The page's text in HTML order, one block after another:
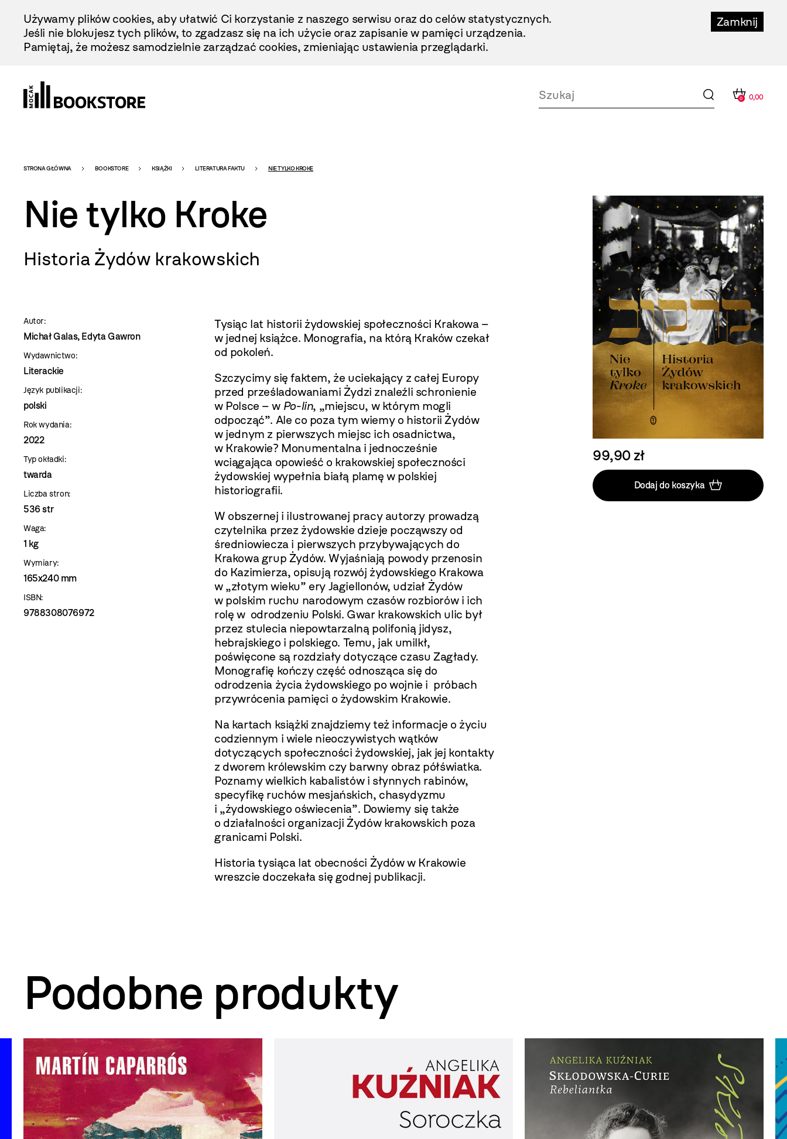
Treści
Zamknij
Używamy plików cookies, aby ułatwić Ci korzystanie z naszego serwisu oraz do celów statystycznych.
Jeśli nie blokujesz tych plików, to zgadzasz się na ich użycie oraz zapisanie w pamięci urządzenia.
Pamiętaj, że możesz samodzielnie zarządzać cookies, zmieniając ustawienia przeglądarki.
0 0,00
Bookstore
-
szablon
szczegóły
STRONA GŁÓWNA BOOKSTORE KSIĄŻKI LITERATURA FAKTU NIE TYLKO KROKE
Nie tylko Kroke
Historia Żydów krakowskich
Autor:
Michał Galas, Edyta Gawron
Wydawnictwo:
Literackie
Język publikacji:
polski
Rok wydania:
2022
Typ okładki:
twarda
Liczba stron:
536 str
Waga:
1 kg
Wymiary:
165x240 mm
ISBN:
9788308076972
Tysiąc lat historii żydowskiej społeczności Krakowa –
w jednej książce. Monografia, na którą Kraków czekał
od pokoleń.
Szczycimy się faktem, że uciekający z całej Europy
przed prześladowaniami Żydzi znaleźli schronienie
w Polsce – w Po-lin, „miejscu, w którym mogli
odpocząć”. Ale co poza tym wiemy o historii Żydów
w jednym z pierwszych miejsc ich osadnictwa,
w Krakowie? Monumentalna i jednocześnie
wciągająca opowieść o krakowskiej społeczności
żydowskiej wypełnia białą plamę w polskiej
historiografii.
W obszernej i ilustrowanej pracy autorzy prowadzą
czytelnika przez żydowskie dzieje począwszy od
średniowiecza i pierwszych przybywających do
Krakowa grup Żydów. Wyjaśniają powody przenosin
do Kazimierza, opisują rozwój żydowskiego Krakowa
w „złotym wieku” ery Jagiellonów, udział Żydów
w polskim ruchu narodowym czasów rozbiorów i ich
rolę w odrodzeniu Polski. Gwar krakowskich ulic był
przez stulecia niepowtarzalną polifonią jidysz,
hebrajskiego i polskiego. Temu, jak umilkł,
poświęcone są rozdziały dotyczące czasu Zagłady.
Monografię kończy część odnosząca się do
odrodzenia życia żydowskiego po wojnie i próbach
przywrócenia pamięci o żydowskim Krakowie.
Na kartach książki znajdziemy też informacje o życiu
codziennym i wiele nieoczywistych wątków
dotyczących społeczności żydowskiej, jak jej kontakty
z dworem królewskim czy barwny obraz półświatka.
Poznamy wielkich kabalistów i słynnych rabinów,
specyfikę ruchów mesjańskich, chasydyzmu
i „żydowskiego oświecenia”. Dowiemy się także
o działalności organizacji Żydów krakowskich poza
granicami Polski.
Historia tysiąca lat obecności Żydów w Krakowie
wreszcie doczekała się godnej publikacji.
99,90 zł
Dodaj do koszyka
Podobne produkty